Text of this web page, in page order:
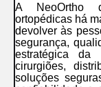
A
NeoOrtho
ortopédicas há
devolver às
segurança,
estratégica
cirurgiões,
soluções